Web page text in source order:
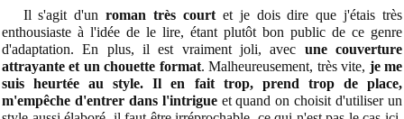
Il s'agit d'unroman très courtet je dois dire que j'étais très
enthousiaste à l'idée de le lire, étant plutôt bon public de ce genre
d'adaptation. En plus, il est vraiment joli, avec une couverture
attrayante et un chouette format. Malheureusement, très vite, je me
suis heurtée au style. Il en fait trop, prend trop de place,
m'empêche d'entrer dans l'intrigueet quand on choisit d'utiliser un